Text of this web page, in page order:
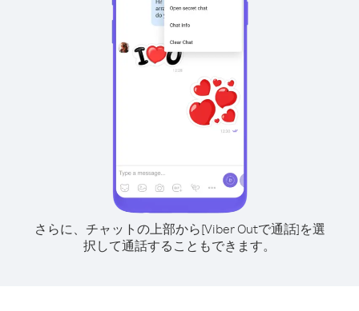
さらに、チャットの上部から[Viber Outで通話]を選
択して通話することもできます。